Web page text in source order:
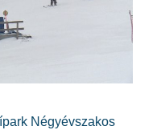
Négyévszakos